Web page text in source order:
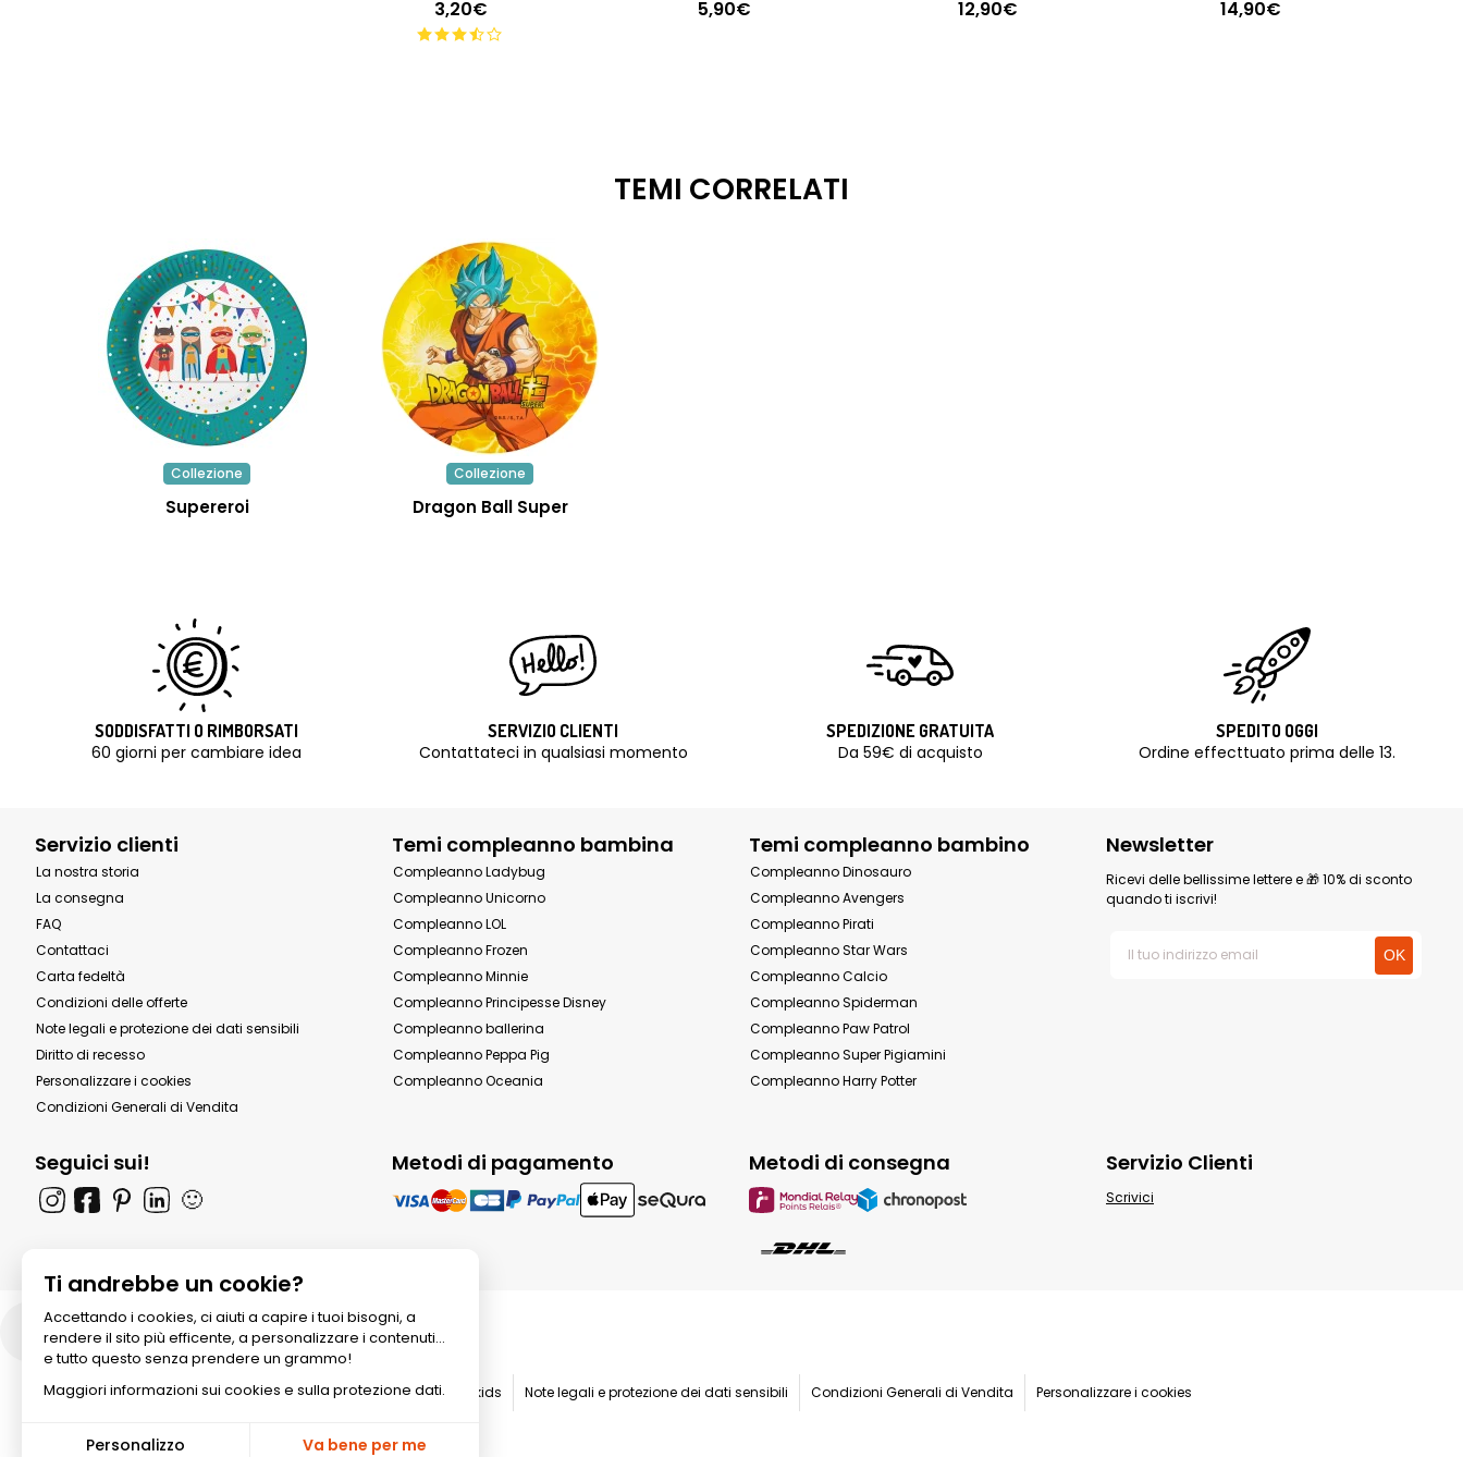
3,20€ 5,90€ 12,90€ 14,90€
TEMI CORRELATI
Collezione
Supereroi
Collezione
Dragon Ball Super
SODDISFATTI O RIMBORSATI
60 giorni per cambiare idea
SERVIZIO CLIENTI
Contattateci in qualsiasi momento
SPEDIZIONE GRATUITA
Da 59€ di acquisto
SPEDITO OGGI
Ordine effecttuato prima delle 13.
Servizio clienti
La nostra storia
La consegna
FAQ
Contattaci
Carta fedeltà
Condizioni delle offerte
Note legali e protezione dei dati sensibili
Diritto di recesso
Personalizzare i cookies
Condizioni Generali di Vendita
Temi compleanno bambina
Compleanno Ladybug
Compleanno Unicorno
Compleanno LOL
Compleanno Frozen
Compleanno Minnie
Compleanno Principesse Disney
Compleanno ballerina
Compleanno Peppa Pig
Compleanno Oceania
Temi compleanno bambino
Compleanno Dinosauro
Compleanno Avengers
Compleanno Pirati
Compleanno Star Wars
Compleanno Calcio
Compleanno Spiderman
Compleanno Paw Patrol
Compleanno Super Pigiamini
Compleanno Harry Potter
Newsletter
Ricevi delle bellissime lettere e 🎁 10% di sconto
quando ti iscrivi!
Seguici sui!
🙂
Metodi di pagamento Metodi di consegna Servizio Clienti
Scrivici
Ti andrebbe un cookie?
Accettando i cookies, ci aiuti a capire i tuoi bisogni, a
rendere il sito più efficente, a personalizzare i contenuti...
e tutto questo senza prendere un grammo!
Maggiori informazioni sui cookies e sulla protezione dati.
Personalizzo Va bene per me
Italia
© 2026 All rights reserved. Annikids Note legali e protezione dei dati sensibili Condizioni Generali di Vendita Personalizzare i cookies